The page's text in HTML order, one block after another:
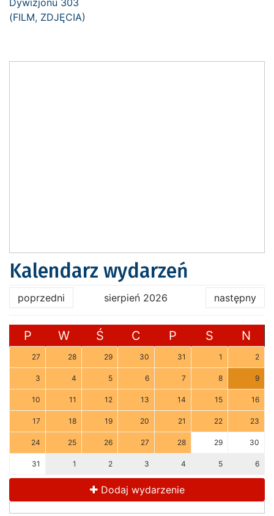
Kalendarz wydarzeń
poprzedni sierpień 2026 następny
P W Ś C P S N
27 28 29 30 31 1 2
3 4 5 6 7 8 9
10 11 12 13 14 15 16
17 18 19 20 21 22 23
24 25 26 27 28 29 30
31 1 2 3 4 5 6
Dodaj wydarzenie